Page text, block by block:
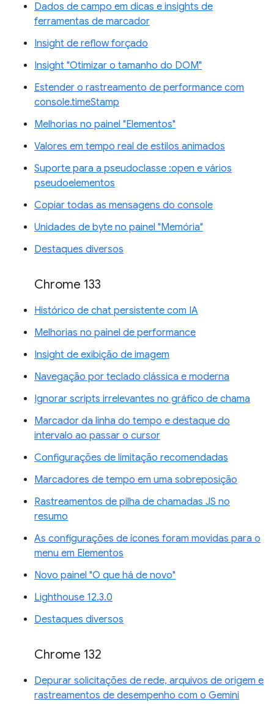
Dados de campo em dicas e insights de
ferramentas de marcador
Insight de reflow forçado
Insight "Otimizar o tamanho do DOM"
Estender o rastreamento de performance com
console.timeStamp
Melhorias no painel "Elementos"
Valores em tempo real de estilos animados
Suporte para a pseudoclasse :open e vários
pseudoelementos
Copiar todas as mensagens do console
Unidades de byte no painel "Memória"
Destaques diversos
Chrome 133
Histórico de chat persistente com IA
Melhorias no painel de performance
Insight de exibição de imagem
Navegação por teclado clássica e moderna
Ignorar scripts irrelevantes no gráfico de chama
Marcador da linha do tempo e destaque do
intervalo ao passar o cursor
Configurações de limitação recomendadas
Marcadores de tempo em uma sobreposição
Rastreamentos de pilha de chamadas JS no
resumo
As configurações de ícones foram movidas para o
menu em Elementos
Novo painel "O que há de novo"
Lighthouse 12.3.0
Destaques diversos
Chrome 132
Depurar solicitações de rede, arquivos de origem e
rastreamentos de desempenho com o Gemini